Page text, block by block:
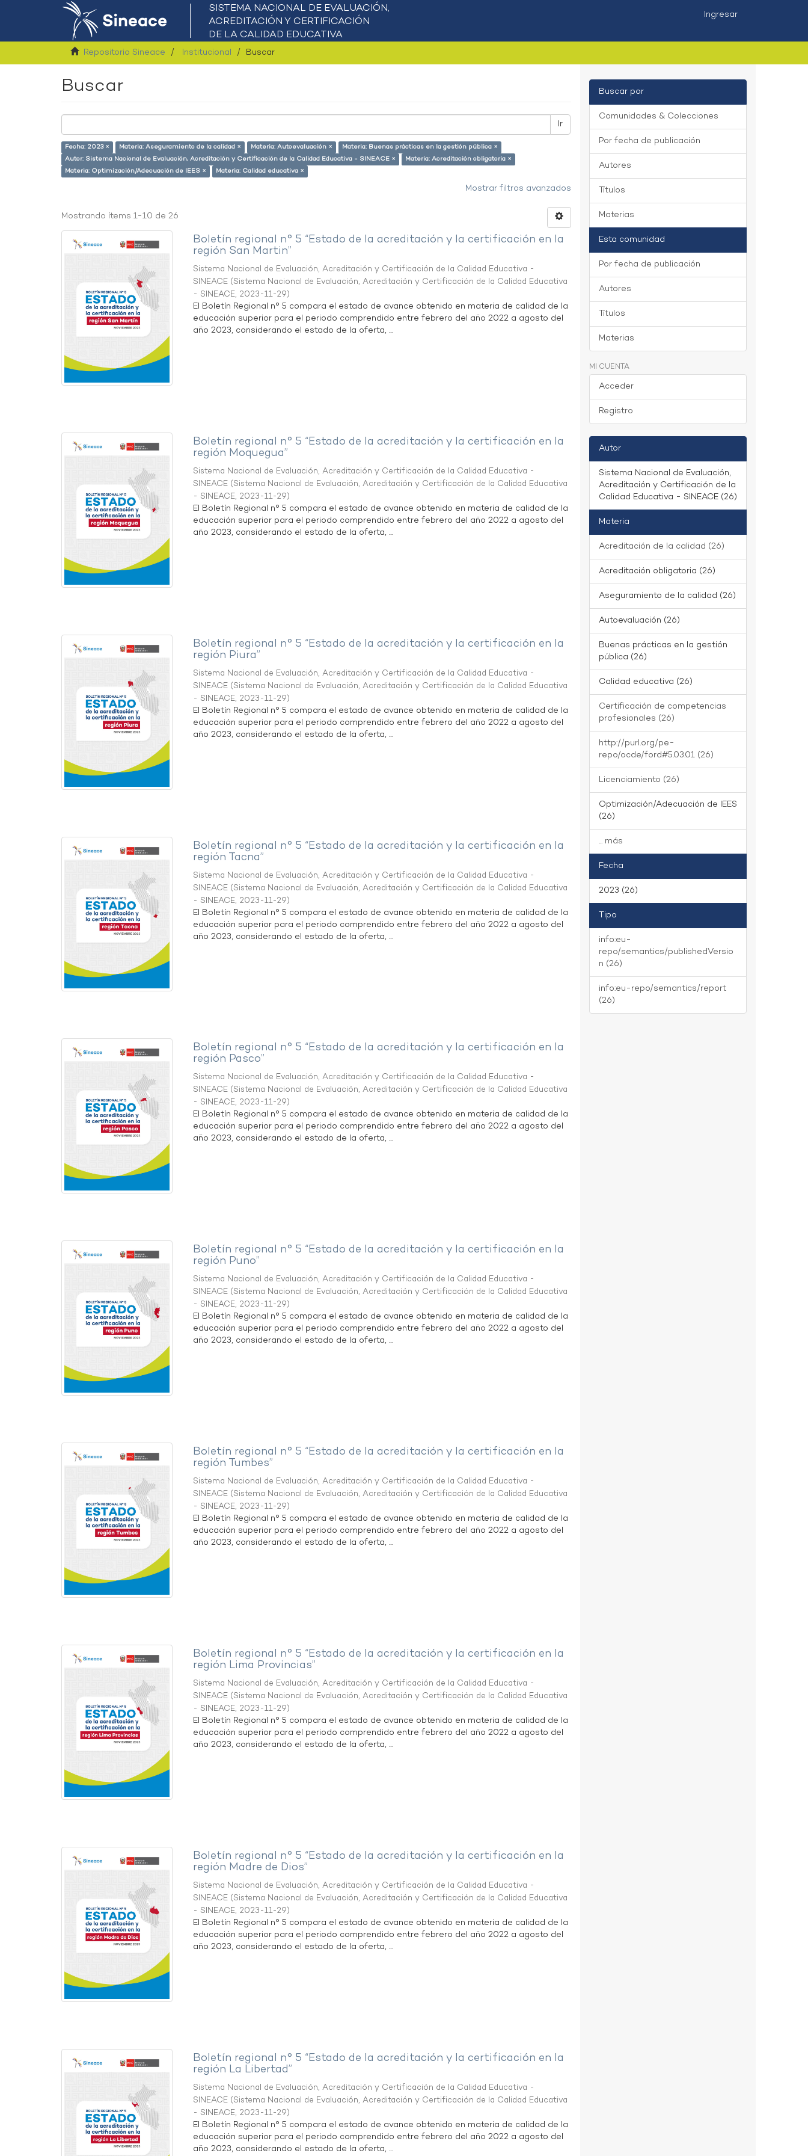
Ingresar
Repositorio Sineace Institucional Buscar
Buscar
Ir
Fecha: 2023 × Materia: Aseguramiento de la calidad × Materia: Autoevaluación ×
Materia: Buenas prácticas en la gestión pública ×
Autor: Sistema Nacional de Evaluación, Acreditación y Certificación de la Calidad Educativa - SINEACE ×
Materia: Acreditación obligatoria ×
Materia: Optimización/Adecuación de IEES ×
Materia: Calidad educativa ×
Mostrar filtros avanzados
Mostrando ítems 1-10 de 26
Boletín regional n° 5 “Estado de la acreditación y la certificación en la
región San Martin”
Sistema Nacional de Evaluación, Acreditación y Certificación de la Calidad Educativa -
SINEACE (Sistema Nacional de Evaluación, Acreditación y Certificación de la Calidad Educativa
- SINEACE, 2023-11-29)
El Boletín Regional n° 5 compara el estado de avance obtenido en materia de calidad de la
educación superior para el periodo comprendido entre febrero del año 2022 a agosto del
año 2023, considerando el estado de la oferta, ...
Boletín regional n° 5 “Estado de la acreditación y la certificación en la
región Moquegua”
Sistema Nacional de Evaluación, Acreditación y Certificación de la Calidad Educativa -
SINEACE (Sistema Nacional de Evaluación, Acreditación y Certificación de la Calidad Educativa
- SINEACE, 2023-11-29)
El Boletín Regional n° 5 compara el estado de avance obtenido en materia de calidad de la
educación superior para el periodo comprendido entre febrero del año 2022 a agosto del
año 2023, considerando el estado de la oferta, ...
Boletín regional n° 5 “Estado de la acreditación y la certificación en la
región Piura”
Sistema Nacional de Evaluación, Acreditación y Certificación de la Calidad Educativa -
SINEACE (Sistema Nacional de Evaluación, Acreditación y Certificación de la Calidad Educativa
- SINEACE, 2023-11-29)
El Boletín Regional n° 5 compara el estado de avance obtenido en materia de calidad de la
educación superior para el periodo comprendido entre febrero del año 2022 a agosto del
año 2023, considerando el estado de la oferta, ...
Boletín regional n° 5 “Estado de la acreditación y la certificación en la
región Tacna”
Sistema Nacional de Evaluación, Acreditación y Certificación de la Calidad Educativa -
SINEACE (Sistema Nacional de Evaluación, Acreditación y Certificación de la Calidad Educativa
- SINEACE, 2023-11-29)
El Boletín Regional n° 5 compara el estado de avance obtenido en materia de calidad de la
educación superior para el periodo comprendido entre febrero del año 2022 a agosto del
año 2023, considerando el estado de la oferta, ...
Boletín regional n° 5 “Estado de la acreditación y la certificación en la
región Pasco”
Sistema Nacional de Evaluación, Acreditación y Certificación de la Calidad Educativa -
SINEACE (Sistema Nacional de Evaluación, Acreditación y Certificación de la Calidad Educativa
- SINEACE, 2023-11-29)
El Boletín Regional n° 5 compara el estado de avance obtenido en materia de calidad de la
educación superior para el periodo comprendido entre febrero del año 2022 a agosto del
año 2023, considerando el estado de la oferta, ...
Boletín regional n° 5 “Estado de la acreditación y la certificación en la
región Puno”
Sistema Nacional de Evaluación, Acreditación y Certificación de la Calidad Educativa -
SINEACE (Sistema Nacional de Evaluación, Acreditación y Certificación de la Calidad Educativa
- SINEACE, 2023-11-29)
El Boletín Regional n° 5 compara el estado de avance obtenido en materia de calidad de la
educación superior para el periodo comprendido entre febrero del año 2022 a agosto del
año 2023, considerando el estado de la oferta, ...
Boletín regional n° 5 “Estado de la acreditación y la certificación en la
región Tumbes”
Sistema Nacional de Evaluación, Acreditación y Certificación de la Calidad Educativa -
SINEACE (Sistema Nacional de Evaluación, Acreditación y Certificación de la Calidad Educativa
- SINEACE, 2023-11-29)
El Boletín Regional n° 5 compara el estado de avance obtenido en materia de calidad de la
educación superior para el periodo comprendido entre febrero del año 2022 a agosto del
año 2023, considerando el estado de la oferta, ...
Boletín regional n° 5 “Estado de la acreditación y la certificación en la
región Lima Provincias”
Sistema Nacional de Evaluación, Acreditación y Certificación de la Calidad Educativa -
SINEACE (Sistema Nacional de Evaluación, Acreditación y Certificación de la Calidad Educativa
- SINEACE, 2023-11-29)
El Boletín Regional n° 5 compara el estado de avance obtenido en materia de calidad de la
educación superior para el periodo comprendido entre febrero del año 2022 a agosto del
año 2023, considerando el estado de la oferta, ...
Boletín regional n° 5 “Estado de la acreditación y la certificación en la
región Madre de Dios”
Sistema Nacional de Evaluación, Acreditación y Certificación de la Calidad Educativa -
SINEACE (Sistema Nacional de Evaluación, Acreditación y Certificación de la Calidad Educativa
- SINEACE, 2023-11-29)
El Boletín Regional n° 5 compara el estado de avance obtenido en materia de calidad de la
educación superior para el periodo comprendido entre febrero del año 2022 a agosto del
año 2023, considerando el estado de la oferta, ...
Boletín regional n° 5 “Estado de la acreditación y la certificación en la
región La Libertad”
Sistema Nacional de Evaluación, Acreditación y Certificación de la Calidad Educativa -
SINEACE (Sistema Nacional de Evaluación, Acreditación y Certificación de la Calidad Educativa
- SINEACE, 2023-11-29)
El Boletín Regional n° 5 compara el estado de avance obtenido en materia de calidad de la
educación superior para el periodo comprendido entre febrero del año 2022 a agosto del
año 2023, considerando el estado de la oferta, ...
Buscar por
Comunidades & Colecciones
Por fecha de publicación
Autores
Títulos
Materias
Esta comunidad
Por fecha de publicación
Autores
Títulos
Materias
MI CUENTA
Acceder
Registro
Autor
Sistema Nacional de Evaluación,
Acreditación y Certificación de la
Calidad Educativa - SINEACE (26)
Materia
Acreditación de la calidad (26)
Acreditación obligatoria (26)
Aseguramiento de la calidad (26)
Autoevaluación (26)
Buenas prácticas en la gestión
pública (26)
Calidad educativa (26)
Certificación de competencias
profesionales (26)
http://purl.org/pe-
repo/ocde/ford#5.03.01 (26)
Licenciamiento (26)
Optimización/Adecuación de IEES
(26)
... más
Fecha
2023 (26)
Tipo
info:eu-
repo/semantics/publishedVersio
n (26)
info:eu-repo/semantics/report
(26)